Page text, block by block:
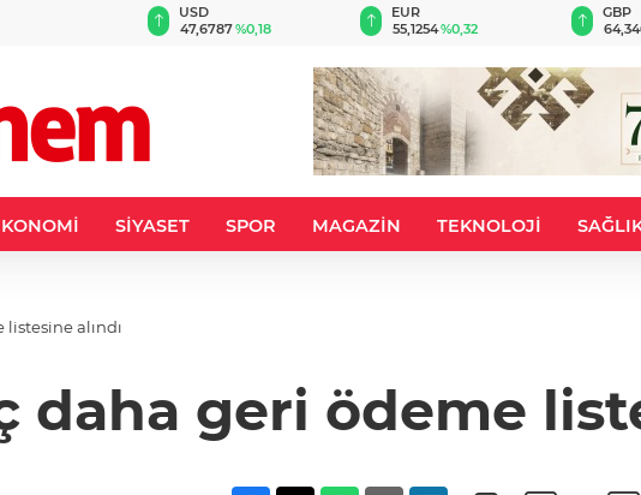
USD
47,6787%0,18
EUR
55,1254%0,32
GBP
SİYASET SPOR MAGAZİN TEKNOLOJİ
alındı
daha geri ödeme